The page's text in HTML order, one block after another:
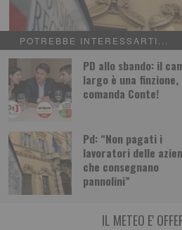
POTREBBE INTERESSARTI...
PD allo sbando: il
largo è una finzione,
comanda Conte!
Pd: “Non pagati i
lavoratori delle
che consegnano
pannolini”
Pd: “Non pagati i lavoratori delle
pannolini”
“La Regione chiarisca immediatamente
giorni sono stato contattato da alcuni
IL METEO E'